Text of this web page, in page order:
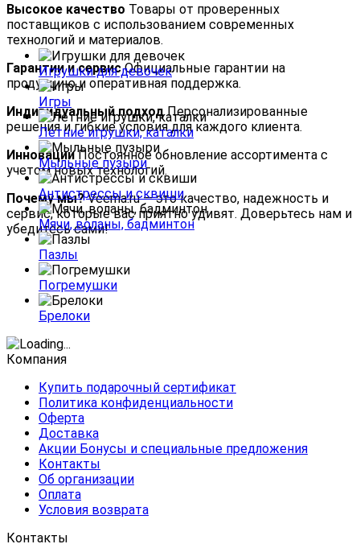
Высокое качество Товары от проверенных
поставщиков с использованием современных
технологий и материалов.
Гарантии и сервисОфициальные гарантии на
продукцию и оперативная поддержка.
Индивидуальный подходПерсонализированные
решения и гибкие условия для каждого клиента.
ИнновацииПостоянное обновление ассортимента с
учетом новых технологий.
Почему мы?Veema.ru — это качество, надежность и
сервис, которые вас приятно удивят. Доверьтесь нам и
убедитесь сами!
Игрушки для девочек
Игры
Летние игрушки, каталки
Мыльные пузыри
Антистрессы и сквиши
Мячи, воланы, бадминтон
Пазлы
Погремушки
Брелоки
Компания
Купить подарочный сертификат
Политика конфиденциальности
Оферта
Доставка
Акции Бонусы и специальные предложения
Контакты
Об организации
Оплата
Условия возврата
Контакты